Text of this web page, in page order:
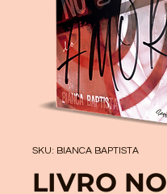
SKU: BIANCA BAPTISTA
LIVRO NO